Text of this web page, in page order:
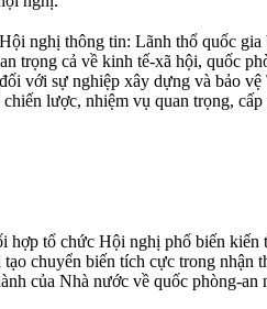
nghị thông tin: Lãnh thổ quốc gia
trọng cả về kinh tế-xã hội, quốc
với sự nghiệp xây dựng và bảo
lược, nhiệm vụ quan trọng,
hợp tổ chức Hội nghị phổ biến kiến
chuyển biến tích cực trong nhận
của Nhà nước về quốc phòng-an